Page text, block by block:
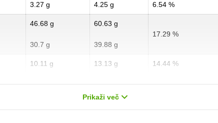
3.27 g 4.25 g 6.54 %
46.68 g
30.7 g
60.63 g
39.88 g
17.29 %
10.11 g
5.97 g
13.13 g
7.75 g
14.44 %
29.85 %
Prikaži več